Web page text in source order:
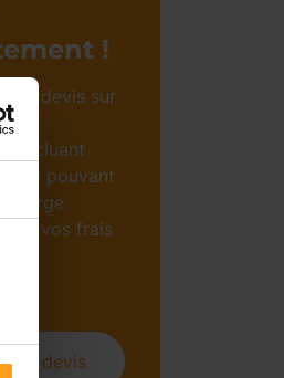
!
devis sur
incluant
CMG pouvant
charge
de vos frais
un devis